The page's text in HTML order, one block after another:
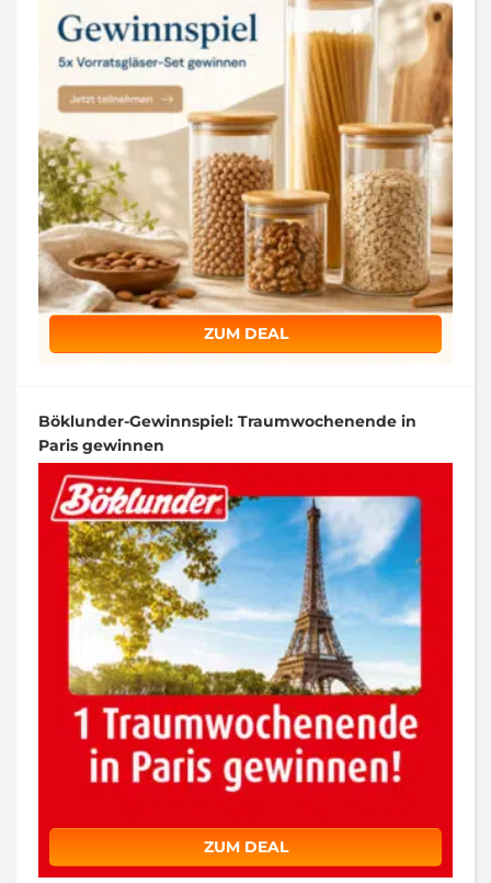
ZUM DEAL
Böklunder-Gewinnspiel: Traumwochenende in
Paris gewinnen
ZUM DEAL